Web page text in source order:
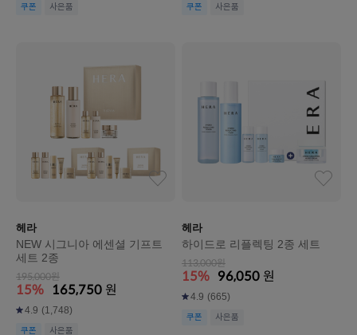
쿠폰 사은품 쿠폰 사은품
헤라
NEW 시그니아 에센셜 기프트
세트 2종
195,000원
15% 165,750 원
4.9 (1,748)
쿠폰 사은품
헤라
하이드로 리플렉팅 2종 세트
113,000원
15% 96,050 원
4.9 (665)
쿠폰 사은품